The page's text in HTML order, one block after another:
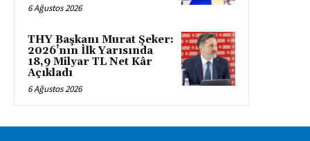
6 Ağustos 2026
THY Başkanı Murat Şeker:
2026’nın İlk Yarısında
18,9 Milyar TL Net Kâr
Açıkladı
6 Ağustos 2026